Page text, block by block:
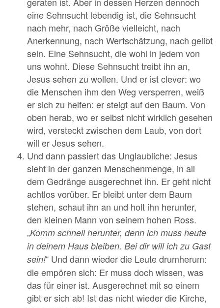
eine Sehnsucht lebendig ist, die Sehnsucht
nach mehr, nach Größe vielleicht, nach
Anerkennung, nach Wertschätzung, nach gelibt
sein. Eine Sehnsucht, die wohl in jedem von
uns wohnt. Diese Sehnsucht treibt ihn an,
Jesus sehen zu wollen. Und er ist clever: wo
die Menschen ihm den Weg versperren, weiß
er sich zu helfen: er steigt auf den Baum. Von
oben herab, wo er selbst nicht wirklich gesehen
wird, versteckt zwischen dem Laub, von dort
will er Jesus sehen.
Und dann passiert das Unglaubliche: Jesus
sieht in der ganzen Menschenmenge, in all
dem Gedränge ausgerechnet ihn. Er geht nicht
achtlos vorüber. Er bleibt unter dem Baum
stehen, schaut ihn an und holt ihn herunter,
den kleinen Mann von seinem hohen Ross.
„Komm schnell herunter, denn ich muss heute
in deinem Haus bleiben. Bei dir will ich zu Gast
sein!“ Und dann wieder die Leute drumherum:
die empören sich: Er muss doch wissen, was
das für einer ist. Ausgerechnet mit so einem
gibt er sich ab! Ist das nicht wieder die Kirche,